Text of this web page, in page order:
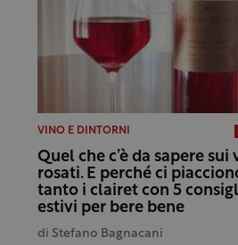
VINO E DINTORNI
Quel che c’è da sapere sui
rosati. E perché ci
tanto i clairet con 5
estivi per bere bene
di Stefano Bagnacani